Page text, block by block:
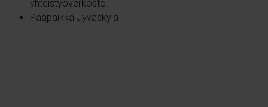
yhteistyöverkosto.
Pääpaikka Jyväskylä